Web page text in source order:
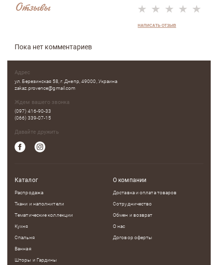
Отзывы
НАПИСАТЬ ОТЗЫВ
Пока нет комментариев
Адрес
ул. Березинская 58, г. Днепр, 49000, Украина
zakaz.provence@gmail.com
Ждем вашего звонка
(097) 416-90-33
(066) 339-07-15
Давайте дружить
Каталог
Распродажа
Ткани и наполнители
Тематические коллекции
Кухня
Спальня
Ванная
Шторы и Гардины
О компании
Доставка и оплата товаров
Сотрудничество
Обмен и возврат
О нас
Договор оферты